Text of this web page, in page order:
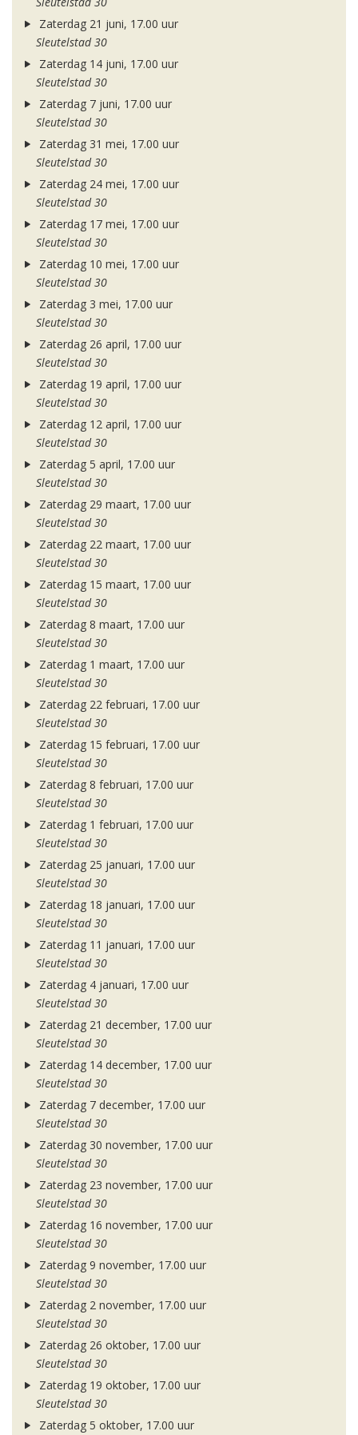
Zaterdag 21 juni, 17.00 uur
Sleutelstad 30
Zaterdag 14 juni, 17.00 uur
Sleutelstad 30
Zaterdag 7 juni, 17.00 uur
Sleutelstad 30
Zaterdag 31 mei, 17.00 uur
Sleutelstad 30
Zaterdag 24 mei, 17.00 uur
Sleutelstad 30
Zaterdag 17 mei, 17.00 uur
Sleutelstad 30
Zaterdag 10 mei, 17.00 uur
Sleutelstad 30
Zaterdag 3 mei, 17.00 uur
Sleutelstad 30
Zaterdag 26 april, 17.00 uur
Sleutelstad 30
Zaterdag 19 april, 17.00 uur
Sleutelstad 30
Zaterdag 12 april, 17.00 uur
Sleutelstad 30
Zaterdag 5 april, 17.00 uur
Sleutelstad 30
Zaterdag 29 maart, 17.00 uur
Sleutelstad 30
Zaterdag 22 maart, 17.00 uur
Sleutelstad 30
Zaterdag 15 maart, 17.00 uur
Sleutelstad 30
Zaterdag 8 maart, 17.00 uur
Sleutelstad 30
Zaterdag 1 maart, 17.00 uur
Sleutelstad 30
Zaterdag 22 februari, 17.00 uur
Sleutelstad 30
Zaterdag 15 februari, 17.00 uur
Sleutelstad 30
Zaterdag 8 februari, 17.00 uur
Sleutelstad 30
Zaterdag 1 februari, 17.00 uur
Sleutelstad 30
Zaterdag 25 januari, 17.00 uur
Sleutelstad 30
Zaterdag 18 januari, 17.00 uur
Sleutelstad 30
Zaterdag 11 januari, 17.00 uur
Sleutelstad 30
Zaterdag 4 januari, 17.00 uur
Sleutelstad 30
Zaterdag 21 december, 17.00 uur
Sleutelstad 30
Zaterdag 14 december, 17.00 uur
Sleutelstad 30
Zaterdag 7 december, 17.00 uur
Sleutelstad 30
Zaterdag 30 november, 17.00 uur
Sleutelstad 30
Zaterdag 23 november, 17.00 uur
Sleutelstad 30
Zaterdag 16 november, 17.00 uur
Sleutelstad 30
Zaterdag 9 november, 17.00 uur
Sleutelstad 30
Zaterdag 2 november, 17.00 uur
Sleutelstad 30
Zaterdag 26 oktober, 17.00 uur
Sleutelstad 30
Zaterdag 19 oktober, 17.00 uur
Sleutelstad 30
Zaterdag 5 oktober, 17.00 uur